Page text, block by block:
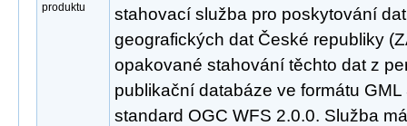
produktu
stahovací služba pro poskytování
geografických dat České republiky
opakované stahování těchto dat z
publikační databáze ve formátu
standard OGC WFS 2.0.0. Služba